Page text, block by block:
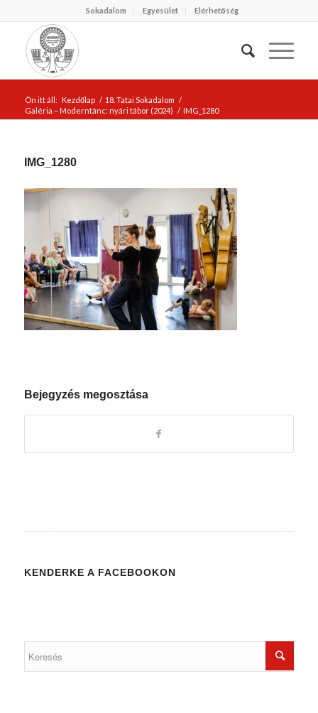
Sokadalom Egyesület Elérhetőség
Ön itt áll: Kezdőlap / 18. Tatai Sokadalom /
Galéria – Moderntánc: nyári tábor (2024) / IMG_1280
IMG_1280
Bejegyzés megosztása
KENDERKE A FACEBOOKON